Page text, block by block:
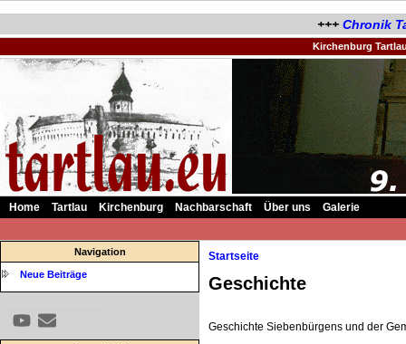
+++ Chronik
Kirchenburg
Home Tartlau Kirchenburg Nachbarschaft Über uns
Galerie
Navigation
Neue Beiträge
Startseite
Geschichte
Geschichte Siebenbürgens und der